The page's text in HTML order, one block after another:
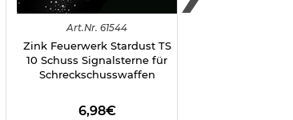
Art.Nr. 61544
Zink Feuerwerk Stardust TS
10 Schuss Signalsterne für
Schreckschusswaffen
6,98€